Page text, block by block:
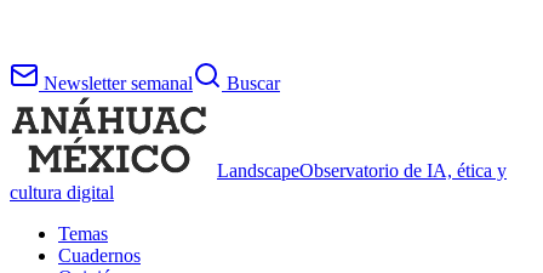
Newsletter semanal Buscar
LandscapeObservatorio de IA, ética y
cultura digital
Temas
Cuadernos